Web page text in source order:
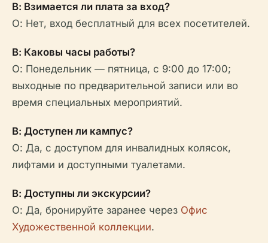
В: Взимается ли плата за вход?
О: Нет, вход бесплатный для всех посетителей.
В: Каковы часы работы?
О: Понедельник — пятница, с 9:00 до 17:00;
выходные по предварительной записи или во
время специальных мероприятий.
В: Доступен ли кампус?
О: Да, с доступом для инвалидных колясок,
лифтами и доступными туалетами.
В: Доступны ли экскурсии?
О: Да, бронируйте заранее через Офис
Художественной коллекции.